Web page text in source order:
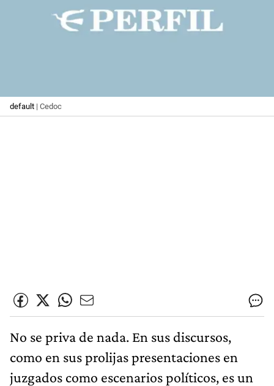
default | Cedoc
No se priva de nada. En sus discursos,
como en sus prolijas presentaciones en
juzgados como escenarios políticos, es un